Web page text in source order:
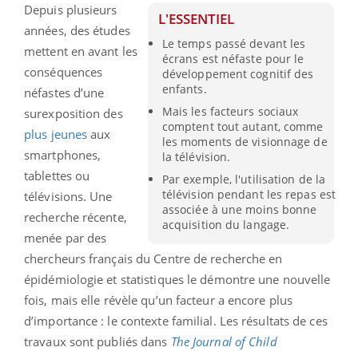
L'ESSENTIEL
Le temps passé devant les
écrans est néfaste pour le
développement cognitif des
enfants.
Mais les facteurs sociaux
comptent tout autant, comme
les moments de visionnage de
la télévision.
Par exemple, l'utilisation de la
télévision pendant les repas est
associée à une moins bonne
acquisition du langage.
Depuis plusieurs
années, des études
mettent en avant les
conséquences
néfastes d’une
surexposition des
plus jeunes aux
smartphones,
tablettes ou
télévisions. Une
recherche récente,
menée par des
chercheurs français du Centre de recherche en
épidémiologie et statistiques le démontre une nouvelle
fois, mais elle révèle qu’un facteur a encore plus
d’importance : le contexte familial. Les résultats de ces
travaux sont publiés dans The Journal of Child